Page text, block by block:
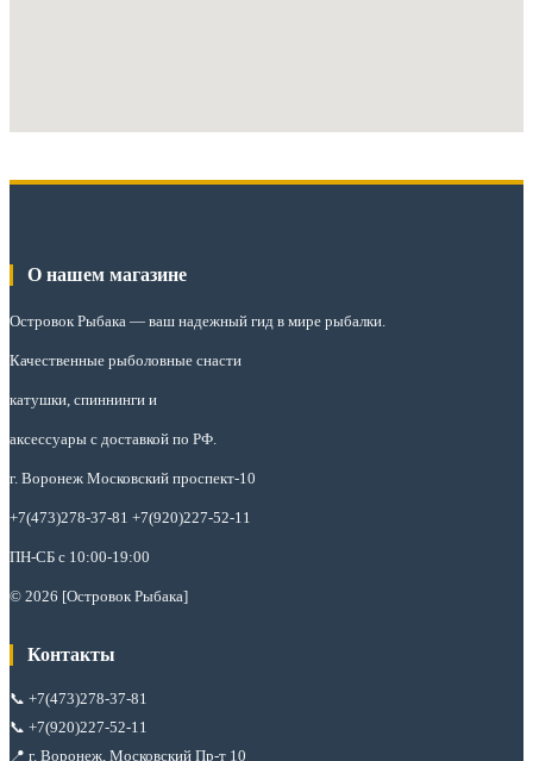
О нашем магазине
Островок Рыбака — ваш надежный гид в мире рыбалки.
Качественные рыболовные снасти
катушки, спиннинги и
аксессуары с доставкой по РФ.
г. Воронеж Московский проспект-10
+7(473)278-37-81 +7(920)227-52-11
ПН-СБ с 10:00-19:00
© 2026 [Островок Рыбака]
Контакты
📞 +7(473)278-37-81
📞 +7(920)227-52-11
📍 г. Воронеж, Московский Пр-т 10